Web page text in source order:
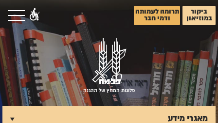
ביקור
במוזיאון
תרומה לעמותה
ודמי חבר
פלוגות המחץ של ההגנה
מאגרי מידע